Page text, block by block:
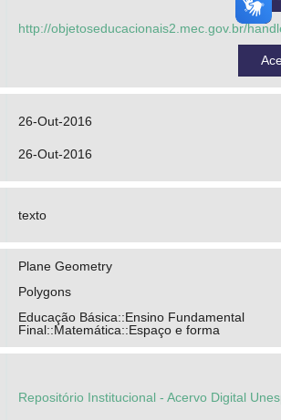
http://objetoseducacionais2.mec.gov.br/
26-Out-2016
26-Out-2016
texto
Plane Geometry
Polygons
Educação Básica::Ensino Fundamental
Final::Matemática::Espaço e forma
Repositório Institucional - Acervo Digital